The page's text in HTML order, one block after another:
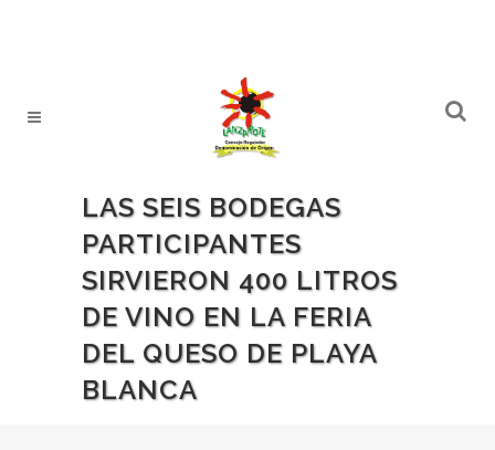
LAS SEIS BODEGAS
PARTICIPANTES
SIRVIERON 400 LITROS
DE VINO EN LA FERIA
DEL QUESO DE PLAYA
BLANCA